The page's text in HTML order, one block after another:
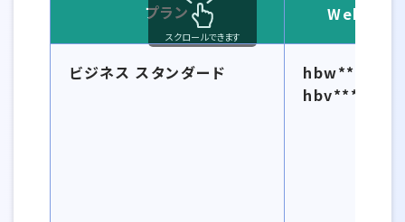
PHPバージョン一覧
プラン Webサー
ビジネス スタンダード
スクロールできます